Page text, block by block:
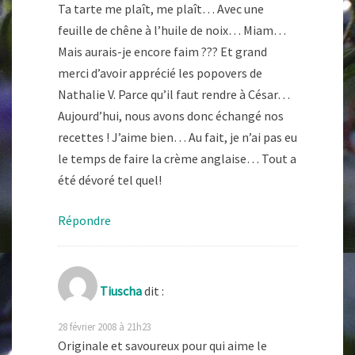
Ta tarte me plaît, me plaît… Avec une
feuille de chêne à l’huile de noix… Miam…
Mais aurais-je encore faim ??? Et grand
merci d’avoir apprécié les popovers de
Nathalie V. Parce qu’il faut rendre à César…
Aujourd’hui, nous avons donc échangé nos
recettes ! J’aime bien… Au fait, je n’ai pas eu
le temps de faire la crème anglaise… Tout a
été dévoré tel quel!
Répondre
Tiuschadit :
28 février 2008 à 21h23
Originale et savoureux pour qui aime le